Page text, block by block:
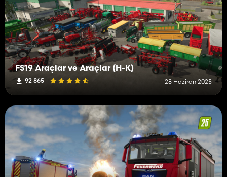
FS19 Araçlar ve Araçlar (H-K)
92 865 28 Haziran 2025